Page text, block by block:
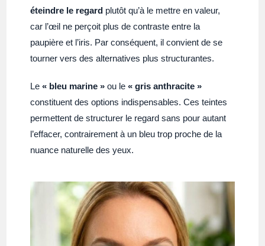
éteindre le regard plutôt qu’à le mettre en valeur,
car l’œil ne perçoit plus de contraste entre la
paupière et l’iris. Par conséquent, il convient de se
tourner vers des alternatives plus structurantes.
Le« bleu marine » ou le« gris anthracite »
constituent des options indispensables. Ces teintes
permettent de structurer le regard sans pour autant
l’effacer, contrairement à un bleu trop proche de la
nuance naturelle des yeux.